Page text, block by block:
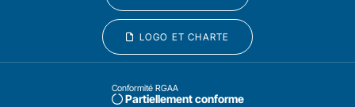
LOGO ET CHARTE
Conformité RGAA
Partiellement conforme